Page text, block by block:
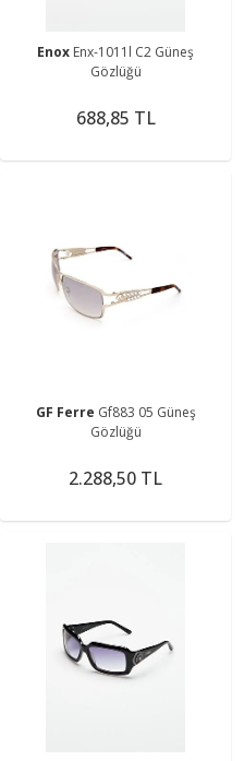
Enox Enx-1011l C2 Güneş
Gözlüğü
688,85 TL
GF Ferre Gf883 05 Güneş
Gözlüğü
2.288,50 TL